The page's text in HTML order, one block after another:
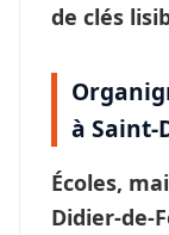
de clés
à Saint-
Écoles,
Didier-de-